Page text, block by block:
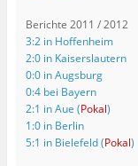
Berichte 2011 / 2012
3:2 in Hoffenheim
2:0 in Kaiserslautern
0:0 in Augsburg
0:4 bei Bayern
2:1 in Aue (Pokal)
1:0 in Berlin
5:1 in Bielefeld (Pokal)